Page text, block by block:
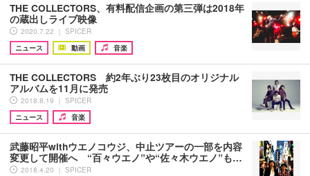
THE COLLECTORS、有料配信企画の第三弾は2018年
の蔵出しライブ映像
2020.7.22 ｜ SPICER
ニュース
動画 音楽
THE COLLECTORS 約2年ぶり23枚目のオリジナル
アルバムを11月に発売
2018.8.19 ｜ SPICER
ニュース
音楽
武藤昭平withウエノコウジ、中止ツアーの一部を内容
変更して開催へ “百々ウエノ”や“佐々木ウエノ”も…
2018.4.20 ｜ SPICER